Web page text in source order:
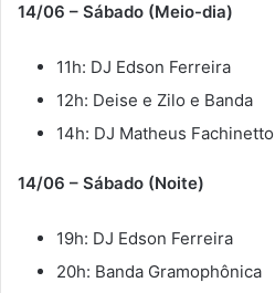
14/06 – Sábado (Meio-dia)
11h: DJ Edson Ferreira
12h: Deise e Zilo e Banda
14h: DJ Matheus Fachinetto
14/06 – Sábado (Noite)
19h: DJ Edson Ferreira
20h: Banda Gramophônica